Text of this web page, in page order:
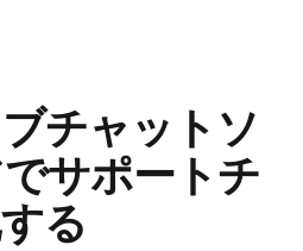
チャットソ
サポートチ
る